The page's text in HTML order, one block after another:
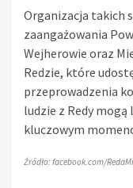
Organizacja takich
zaangażowania
Wejherowie oraz
Redzie, które
przeprowadzenia
ludzie z Redy
kluczowym
Źródło: facebook.com/